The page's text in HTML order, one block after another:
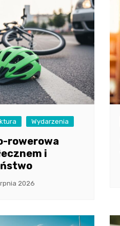
Wydarzenia
rowerowa
i
2026